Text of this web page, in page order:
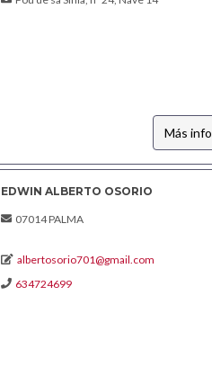
Más info
EDWIN ALBERTO OSORIO
07014 PALMA
albertosorio701@gmail.com
634724699